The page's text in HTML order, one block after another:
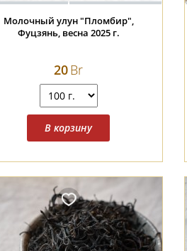
Молочный улун "Пломбир",
Фуцзянь, весна 2025 г.
20Br